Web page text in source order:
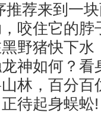
荐来到一
咬住它的脖
野猪快下水
神如何？看
林，百分百
待起身蜈蚣!